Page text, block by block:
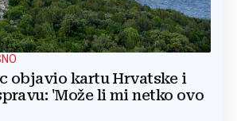
objavio kartu Hrvatske i
'Može li mi netko ovo